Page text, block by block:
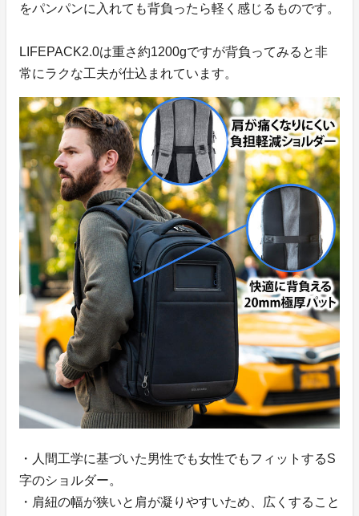
をパンパンに入れても背負ったら軽く感じるものです。
LIFEPACK2.0は重さ約1200gですが背負ってみると非
常にラクな工夫が仕込まれています。
・人間工学に基づいた男性でも女性でもフィットするS
字のショルダー。
・肩紐の幅が狭いと肩が凝りやすいため、広くすること